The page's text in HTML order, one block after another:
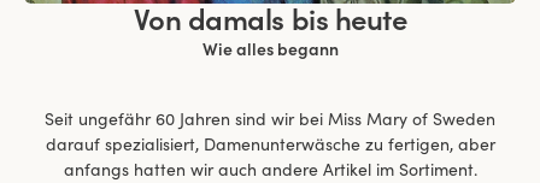
Von damals bis heute
Wie alles begann
Seit ungefähr 60 Jahren sind wir bei Miss Mary of Sweden
darauf spezialisiert, Damenunterwäsche zu fertigen, aber
anfangs hatten wir auch andere Artikel im Sortiment.